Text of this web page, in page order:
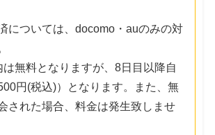
については、docomo・auのみの対
無料となりますが、8日目以降自
円(税込)）となります。また、無
された場合、料金は発生致しませ